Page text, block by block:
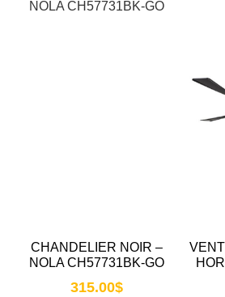
CHANDELIER NOIR –
NOLA CH57731BK-GO
315.00$